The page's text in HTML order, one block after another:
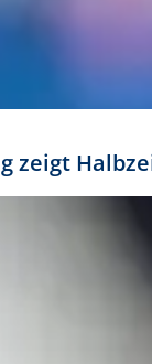
zeigt